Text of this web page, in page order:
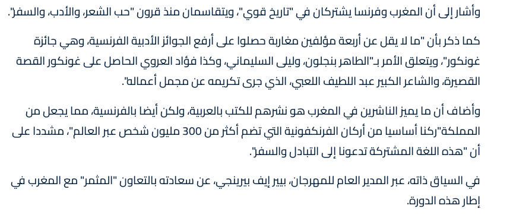
وأشار إلى أن المغرب وفرنسا يشتركان في "تاريخ قوي"، ويتقاسمان منذ قرون "حب الشعر، والأدب، والسفر".
كما ذكر بأن "ما لا يقل عن أربعة مؤلفين مغاربة حصلوا على أرفع الجوائز الأدبية الفرنسية، وهي جائزة
غونكور"، ويتعلق الأمر بـ"الطاهر بنجلون، وليلى السليماني، وكذا فؤاد العروي الحاصل على غونكور القصة
القصيرة، والشاعر الكبير عبد اللطيف اللعبي، الذي جرى تكريمه عن مجمل أعماله".
وأضاف أن ما يميز الناشرين في المغرب هو نشرهم للكتب بالعربية، ولكن أيضا بالفرنسية، مما يجعل من
المملكة"ركنا أساسيا من أركان الفرنكفونية التي تضم أكثر من 300 مليون شخص عبر العالم"، مشددا على
أن "هذه اللغة المشتركة تدعونا إلى التبادل والسفر".
في السياق ذاته، عبر المدير العام للمهرجان، بيير إيف بيرينجي، عن سعادته بالتعاون "المثمر" مع المغرب في
إطار هذه الدورة.